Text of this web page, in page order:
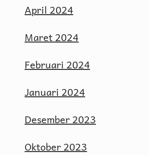
April 2024
Maret 2024
Februari 2024
Januari 2024
Desember 2023
Oktober 2023